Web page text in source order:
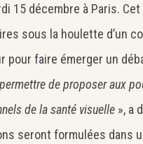
15 décembre à Paris.
sous la houlette d’un
pour faire émerger un
de proposer aux
de la santé visuelle», a
seront formulées dans